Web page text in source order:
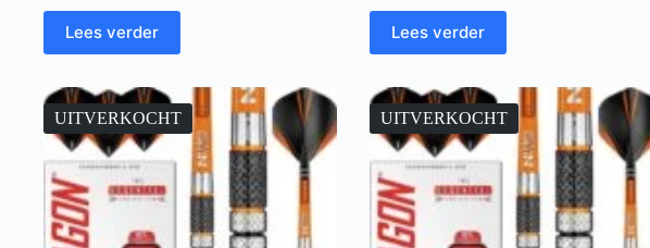
Lees verder Lees verder
UITVERKOCHT UITVERKOCHT